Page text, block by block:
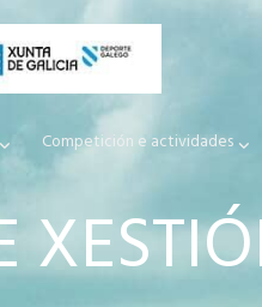
Competición e actividades